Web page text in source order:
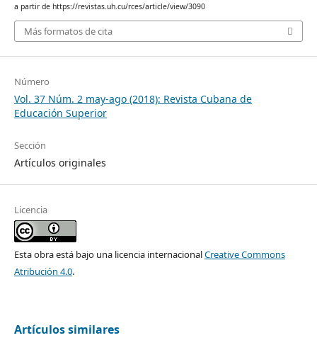
a partir de https://revistas.uh.cu/rces/article/view/3090
Más formatos de cita
Número
Vol. 37 Núm. 2 may-ago (2018): Revista Cubana de
Educación Superior
Sección
Artículos originales
Licencia
Esta obra está bajo una licencia internacionalCreative Commons
Atribución 4.0.
Artículos similares